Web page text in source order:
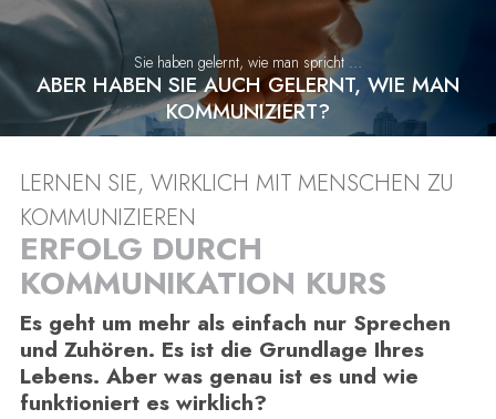
Sie haben gelernt, wie man spricht …
ABER HABEN SIE AUCH GELERNT, WIE MAN
KOMMUNIZIERT?
LERNEN SIE, WIRKLICH MIT MENSCHEN ZU
KOMMUNIZIEREN
ERFOLG DURCH
KOMMUNIKATION KURS
Es geht um mehr als einfach nur Sprechen
und Zuhören. Es ist die Grundlage Ihres
Lebens. Aber was genau ist es und wie
funktioniert es wirklich?